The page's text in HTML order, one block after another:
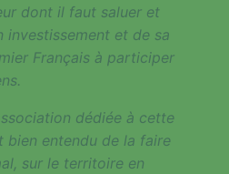
dont il faut saluer et
investissement et de sa
Français à participer
dédiée à cette
bien entendu de la faire
sur le territoire en